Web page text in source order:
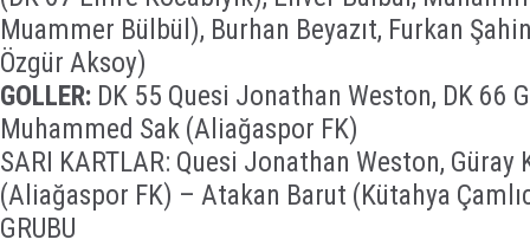
Muammer Bülbül), Burhan Beyazıt, Furkan
Özgür Aksoy)
GOLLER: DK 55 Quesi Jonathan Weston, DK 66
Muhammed Sak (Aliağaspor FK)
SARI KARTLAR: Quesi Jonathan Weston, Güray
(Aliağaspor FK) – Atakan Barut (Kütahya
GRUBU